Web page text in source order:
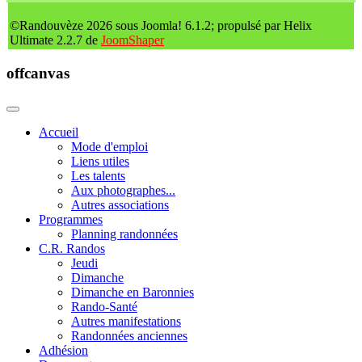
©Randouvèze 2026 sous Joomla! 6.1.2; propulsé par Helix
Ultimate 2.2.7 de JoomShaper
offcanvas
Accueil
Mode d'emploi
Liens utiles
Les talents
Aux photographes...
Autres associations
Programmes
Planning randonnées
C.R. Randos
Jeudi
Dimanche
Dimanche en Baronnies
Rando-Santé
Autres manifestations
Randonnées anciennes
Adhésion